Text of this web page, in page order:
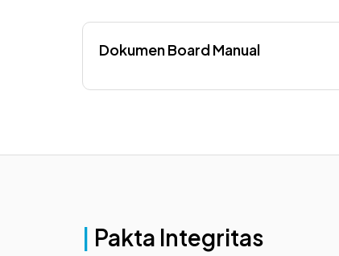
Dokumen Board Manual
| Pakta Integritas